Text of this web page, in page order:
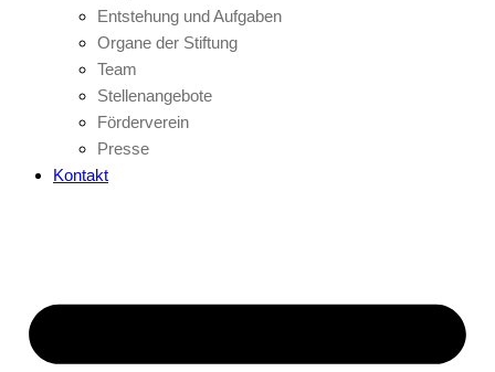
Entstehung und Aufgaben
Organe der Stiftung
Team
Stellenangebote
Förderverein
Presse
Kontakt